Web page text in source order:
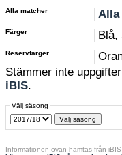
Alla matcher Alla
Färger Blå,
Reservfärger
Stämmer inte
iBIS.
Välj säsong
Informationen ovan hämtas från